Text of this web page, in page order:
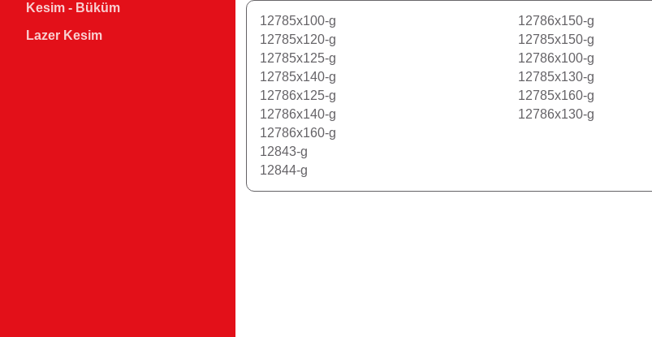
Kesim - Büküm
Lazer Kesim
12785x100-g
12785x120-g
12785x125-g
12785x140-g
12786x125-g
12786x140-g
12786x150-g
12785x150-g
12786x100-g
12785x130-g
12785x160-g
12786x130-g
12786x160-g
12843-g
12844-g